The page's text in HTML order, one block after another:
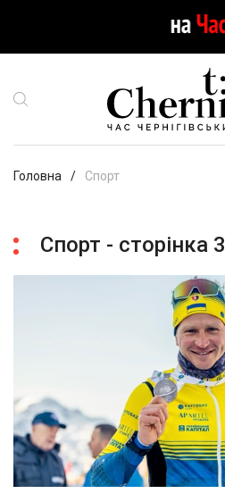
Головна Спорт
Спорт - сторінка 3